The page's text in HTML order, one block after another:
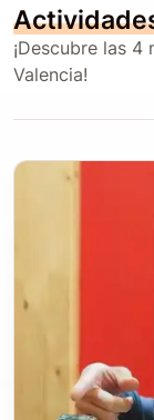
¡Descubre las
Valencia!